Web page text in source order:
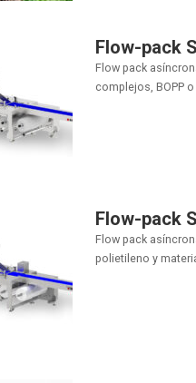
Flow-pack
Flow pack
complejos, BOPP
Flow-pack
Flow pack
polietileno y